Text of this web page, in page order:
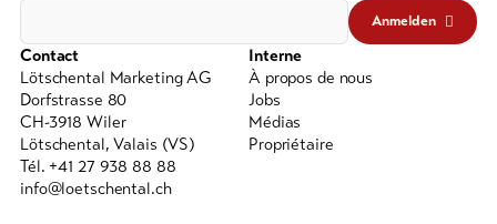
Anmelden
Contact
Lötschental Marketing AG
Dorfstrasse 80
CH-3918 Wiler
Lötschental, Valais (VS)
Tél. +41 27 938 88 88
info@loetschental.ch
Interne
À propos de nous
Jobs
Médias
Propriétaire